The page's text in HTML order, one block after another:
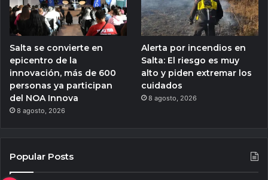
Salta se convierte en
epicentro de la
innovación, más de 600
personas ya participan
del NOA Innova
8 agosto, 2026
Alerta por incendios en
Salta: El riesgo es muy
alto y piden extremar los
cuidados
8 agosto, 2026
Popular Posts